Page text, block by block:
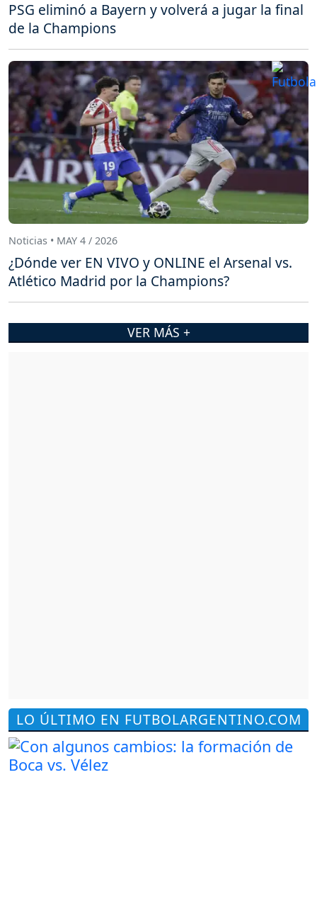
LO ÚLTIMO EN FUTBOLARGENTINO.COM
PSG eliminó a Bayern y volverá a jugar la final
de la Champions
Noticias • MAY 4 / 2026
¿Dónde ver EN VIVO y ONLINE el Arsenal vs.
Atlético Madrid por la Champions?
VER MÁS +